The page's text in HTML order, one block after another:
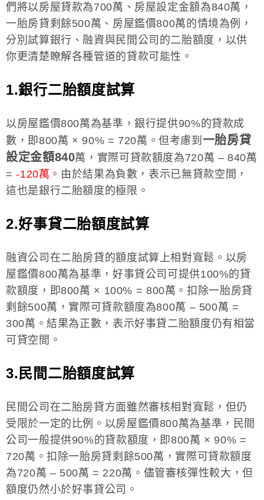
們將以房屋貸款為700萬、房屋設定金額為840萬，
一胎房貸剩餘500萬、房屋鑑價800萬的情境為例，
分別試算銀行、融資與民間公司的二胎額度，以供
你更清楚瞭解各種管道的貸款可能性。
1.銀行二胎額度試算
以房屋鑑價800萬為基準，銀行提供90%的貸款成
數，即800萬 × 90% = 720萬。但考慮到 一胎房貸
設定金額840萬，實際可貸款額度為720萬 – 840萬
= -120萬 。由於結果為負數，表示已無貸款空間，
這也是銀行二胎額度的極限。
2.好事貸二胎額度試算
融資公司在二胎房貸的額度試算上相對寬鬆。以房
屋鑑價800萬為基準，好事貸公司可提供100%的貸
款額度，即800萬 × 100% = 800萬。扣除一胎房貸
剩餘500萬，實際可貸款額度為800萬 – 500萬 =
300萬。結果為正數，表示好事貸二胎額度仍有相當
可貸空間。
3.民間二胎額度試算
民間公司在二胎房貸方面雖然審核相對寬鬆，但仍
受限於一定的比例。以房屋鑑價800萬為基準，民間
公司一般提供90%的貸款額度，即800萬 × 90% =
720萬。扣除一胎房貸剩餘500萬，實際可貸款額度
為720萬 – 500萬 = 220萬。儘管審核彈性較大，但
額度仍然小於好事貸公司。